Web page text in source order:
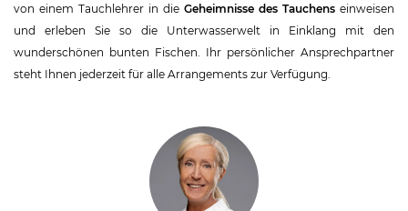
von einem Tauchlehrer in die Geheimnisse des Tauchens einweisen
und erleben Sie so die Unterwasserwelt in Einklang mit den
wunderschönen bunten Fischen. Ihr persönlicher Ansprechpartner
steht Ihnen jederzeit für alle Arrangements zur Verfügung.